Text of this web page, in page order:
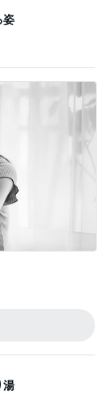
姿
湯